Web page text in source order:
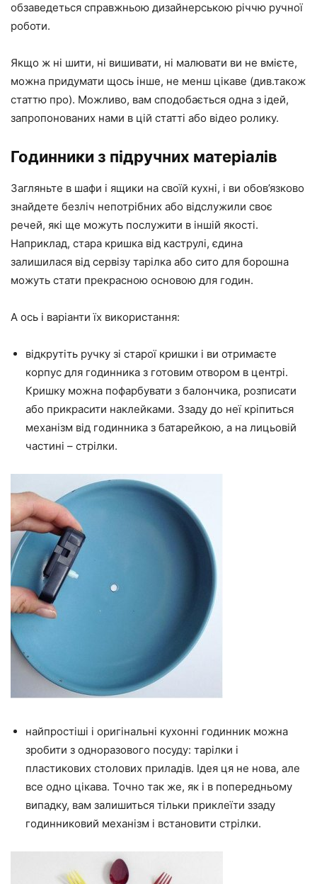
обзаведеться справжньою дизайнерською річчю ручної
роботи.
Якщо ж ні шити, ні вишивати, ні малювати ви не вмієте,
можна придумати щось інше, не менш цікаве (див.також
статтю про). Можливо, вам сподобається одна з ідей,
запропонованих нами в цій статті або відео ролику.
Годинники з підручних матеріалів
Загляньте в шафи і ящики на своїй кухні, і ви обов’язково
знайдете безліч непотрібних або відслужили своє
речей, які ще можуть послужити в іншій якості.
Наприклад, стара кришка від каструлі, єдина
залишилася від сервізу тарілка або сито для борошна
можуть стати прекрасною основою для годин.
А ось і варіанти їх використання:
відкрутіть ручку зі старої кришки і ви отримаєте
корпус для годинника з готовим отвором в центрі.
Кришку можна пофарбувати з балончика, розписати
або прикрасити наклейками. Ззаду до неї кріпиться
механізм від годинника з батарейкою, а на лицьовій
частині – стрілки.
найпростіші і оригінальні кухонні годинник можна
зробити з одноразового посуду: тарілки і
пластикових столових приладів. Ідея ця не нова, але
все одно цікава. Точно так же, як і в попередньому
випадку, вам залишиться тільки приклеїти ззаду
годинниковий механізм і встановити стрілки.